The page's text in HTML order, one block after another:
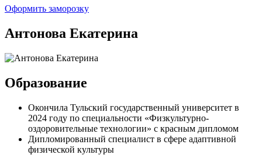
Оформить заморозку
Антонова Екатерина
Образование
Окончила Тульский государственный университет в
2024 году по специальности «Физкультурно-
оздоровительные технологии» с красным дипломом
Дипломированный специалист в сфере адаптивной
физической культуры